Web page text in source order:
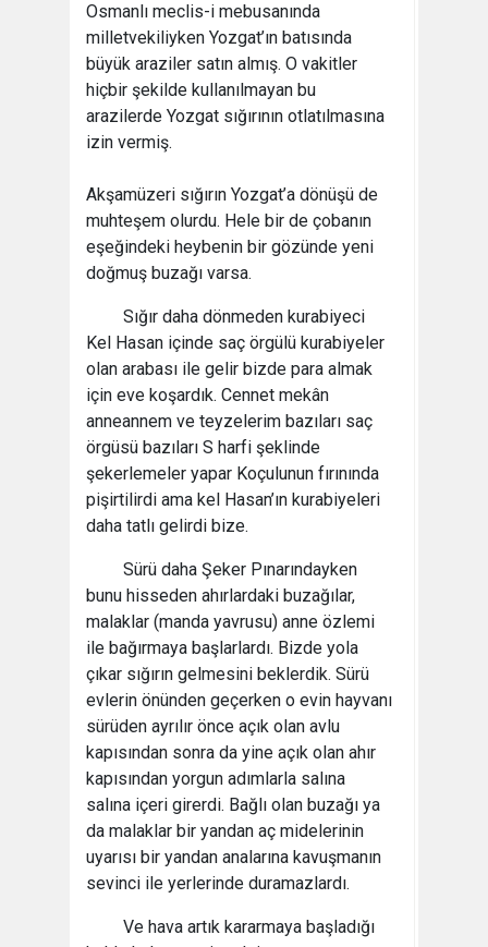
Osmanlı meclis-i mebusanında
milletvekiliyken Yozgat’ın batısında
büyük araziler satın almış. O vakitler
hiçbir şekilde kullanılmayan bu
arazilerde Yozgat sığırının otlatılmasına
izin vermiş.
Akşamüzeri sığırın Yozgat’a dönüşü de
muhteşem olurdu. Hele bir de çobanın
eşeğindeki heybenin bir gözünde yeni
doğmuş buzağı varsa.
Sığır daha dönmeden kurabiyeci
Kel Hasan içinde saç örgülü kurabiyeler
olan arabası ile gelir bizde para almak
için eve koşardık. Cennet mekân
anneannem ve teyzelerim bazıları saç
örgüsü bazıları S harfi şeklinde
şekerlemeler yapar Koçulunun fırınında
pişirtilirdi ama kel Hasan’ın kurabiyeleri
daha tatlı gelirdi bize.
Sürü daha Şeker Pınarındayken
bunu hisseden ahırlardaki buzağılar,
malaklar (manda yavrusu) anne özlemi
ile bağırmaya başlarlardı. Bizde yola
çıkar sığırın gelmesini beklerdik. Sürü
evlerin önünden geçerken o evin hayvanı
sürüden ayrılır önce açık olan avlu
kapısından sonra da yine açık olan ahır
kapısından yorgun adımlarla salına
salına içeri girerdi. Bağlı olan buzağı ya
da malaklar bir yandan aç midelerinin
uyarısı bir yandan analarına kavuşmanın
sevinci ile yerlerinde duramazlardı.
Ve hava artık kararmaya başladığı